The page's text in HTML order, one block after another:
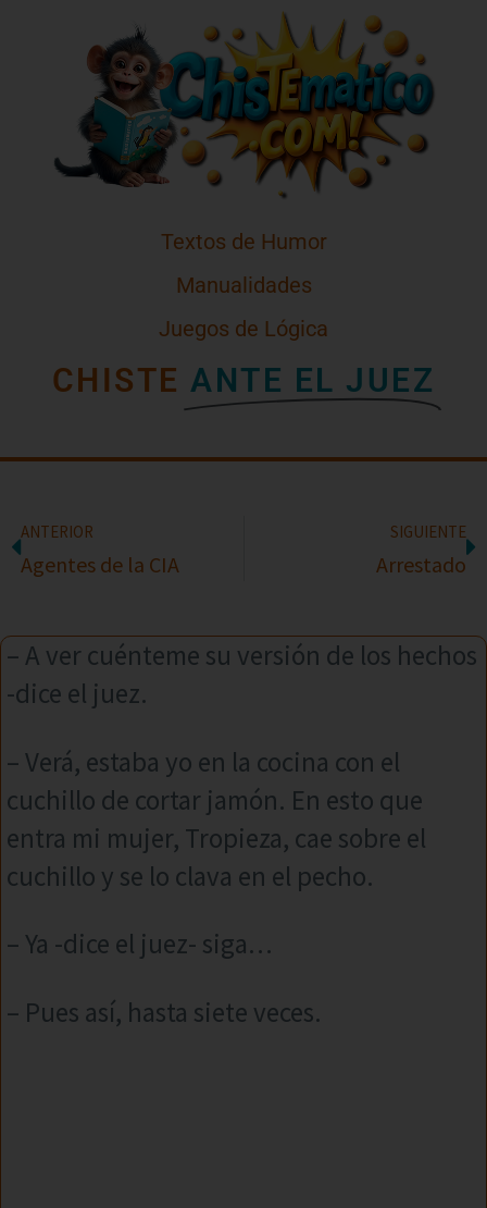
Textos de Humor
Manualidades
Juegos de Lógica
CHISTE ANTE EL JUEZ
ANTERIOR
Agentes de la CIA
SIGUIENTE
Arrestado
– A ver cuénteme su versión de los hechos
-dice el juez.
– Verá, estaba yo en la cocina con el
cuchillo de cortar jamón. En esto que
entra mi mujer, Tropieza, cae sobre el
cuchillo y se lo clava en el pecho.
– Ya -dice el juez- siga…
– Pues así, hasta siete veces.